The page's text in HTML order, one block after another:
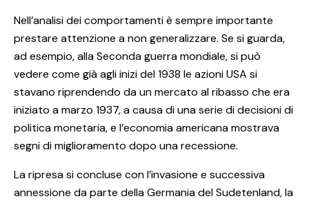
Nell’analisi dei comportamenti è sempre importante
prestare attenzione a non generalizzare. Se si guarda,
ad esempio, alla Seconda guerra mondiale, si può
vedere come già agli inizi del 1938 le azioni USA si
stavano riprendendo da un mercato al ribasso che era
iniziato a marzo 1937, a causa di una serie di decisioni di
politica monetaria, e l’economia americana mostrava
segni di miglioramento dopo una recessione.
La ripresa si concluse con l’invasione e successiva
annessione da parte della Germania del Sudetenland, la